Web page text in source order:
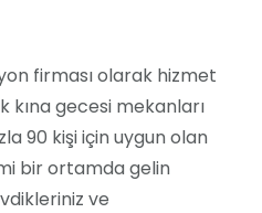
firması olarak hizmet
kına gecesi mekanları
90 kişi için uygun olan
bir ortamda gelin
ve